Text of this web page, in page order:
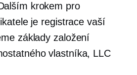
krokem pro
je registrace vaší
základy založení
vlastníka, LLC